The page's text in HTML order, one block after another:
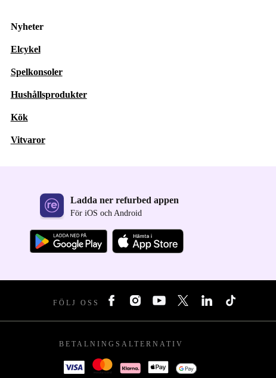
Nyheter
Elcykel
Spelkonsoler
Hushållsprodukter
Kök
Vitvaror
Ladda ner refurbed appen
För iOS och Android
FÖLJ OSS
BETALNINGSALTERNATIV